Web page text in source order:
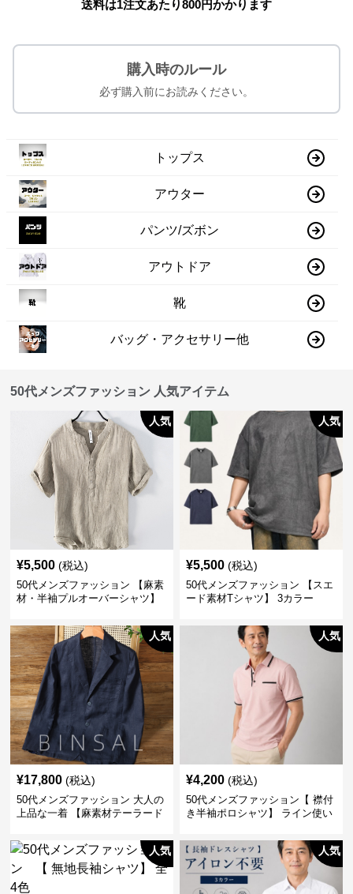
送料は1注文あたり800円かかります
購入時のルール
必ず購入前にお読みください。
トップス
アウター
パンツ/ズボン
アウトドア
靴
バッグ・アクセサリー他
50代メンズファッション 人気アイテム
人気
¥5,500 (税込)
50代メンズファッション 【麻素
材・半袖プルオーバーシャツ】
人気
¥5,500 (税込)
50代メンズファッション 【スエ
ード素材Tシャツ】 3カラー
人気
¥17,800 (税込)
50代メンズファッション 大人の
上品な一着 【麻素材テーラード
人気
¥4,200 (税込)
50代メンズファッション【 襟付
き半袖ポロシャツ】 ライン使い
人気 人気